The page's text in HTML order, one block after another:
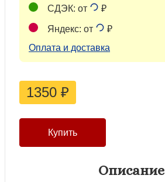
СДЭК: от ₽
Яндекс: от
₽
Оплата и доставка
1350 ₽
Описание